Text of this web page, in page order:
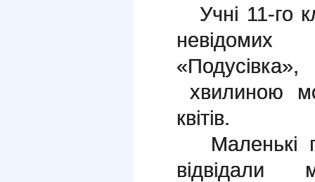
Учні 11-го
хвилиною
квітів.
Маленькі
відвідали